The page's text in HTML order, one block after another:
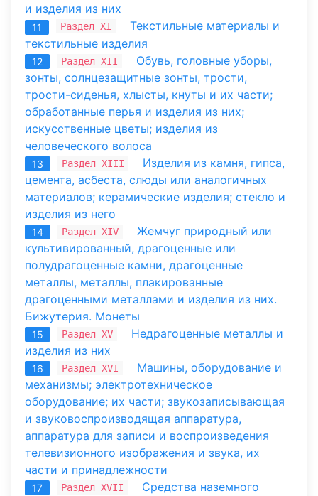
и изделия из них
11 Раздел XI
Текстильные материалы и
текстильные изделия
12 Раздел XII
Обувь, головные уборы,
зонты, солнцезащитные зонты, трости,
трости-сиденья, хлысты, кнуты и их части;
обработанные перья и изделия из них;
искусственные цветы; изделия из
человеческого волоса
13 Раздел XIII
Изделия из камня, гипса,
цемента, асбеста, слюды или аналогичных
материалов; керамические изделия; стекло и
изделия из него
14 Раздел XIV
Жемчуг природный или
культивированный, драгоценные или
полудрагоценные камни, драгоценные
металлы, металлы, плакированные
драгоценными металлами и изделия из них.
Бижутерия. Монеты
15 Раздел XV
Недрагоценные металлы и
изделия из них
16 Раздел XVI
Машины, оборудование и
механизмы; электротехническое
оборудование; их части; звукозаписывающая
и звуковоспроизводящая аппаратура,
аппаратура для записи и воспроизведения
телевизионного изображения и звука, их
части и принадлежности
17 Раздел XVII
Средства наземного